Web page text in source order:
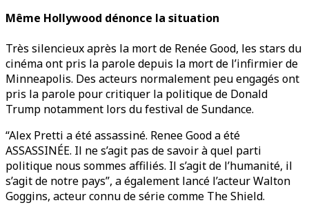
Même Hollywood dénonce la situation
Très silencieux après la mort de Renée Good, les stars du
cinéma ont pris la parole depuis la mort de l’infirmier de
Minneapolis. Des acteurs normalement peu engagés ont
pris la parole pour critiquer la politique de Donald
Trump notamment lors du festival de Sundance.
“Alex Pretti a été assassiné. Renee Good a été
ASSASSINÉE. Il ne s’agit pas de savoir à quel parti
politique nous sommes affiliés. Il s’agit de l’humanité, il
s’agit de notre pays”, a également lancé l’acteur Walton
Goggins, acteur connu de série comme The Shield.